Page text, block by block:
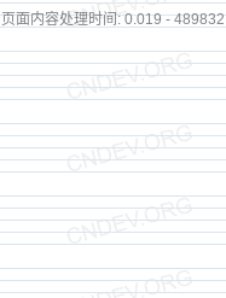
页面内容处理时间: 0.019 - 489832